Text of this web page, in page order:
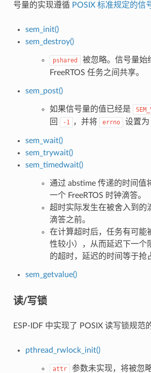
号量的实现遵循 POSIX 标准规定的信
sem_init()
sem_destroy()
pshared
被忽略。信号量始
FreeRTOS 任务之间共享。
sem_post()
如果信号量的值已经是
回
-1 ，并将 errno 设置为
sem_wait()
sem_trywait()
sem_timedwait()
通过 abstime 传递的时间值
一个 FreeRTOS 时钟滴答。
超时实际发生在被舍入到的
滴答之前。
在计算超时后，任务有可能
性较小），从而延迟下一个
的超时，延迟的时间等于抢
sem_getvalue()
读/写锁
ESP-IDF 中实现了 POSIX 读写锁规范
pthread_rwlock_init()
attr 参数未实现，将被忽略